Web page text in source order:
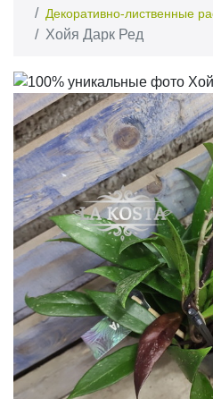
Декоративно-лиственные
Хойя Дарк Ред